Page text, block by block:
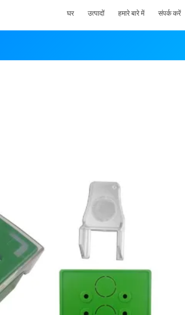
घर उत्पादों हमारे बारे में संपर्क करें